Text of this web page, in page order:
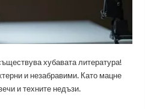
хубавата литература!
и незабравими. Като мацне
и техните недъзи.